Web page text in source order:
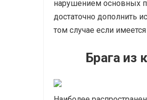
нарушением основных
достаточно дополнить
том случае если
Брага из